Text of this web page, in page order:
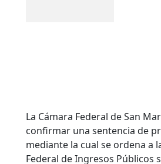
La Cámara Federal de San
confirmar una sentencia de
mediante la cual se ordena a
Federal de Ingresos Públicos